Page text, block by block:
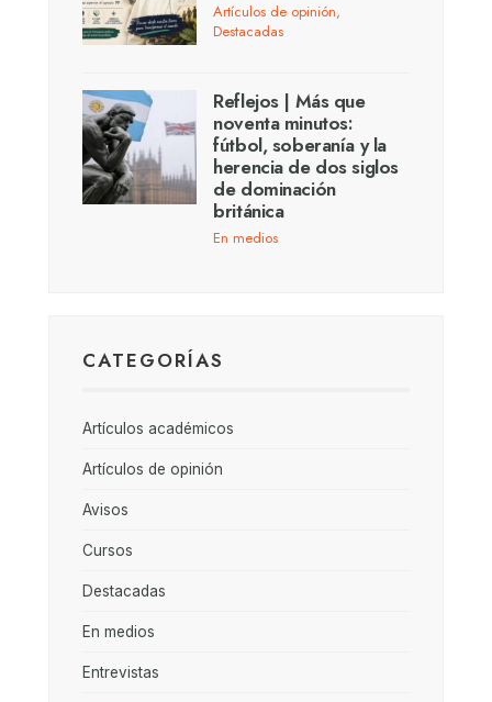
Artículos de opinión,
Destacadas
Reflejos | Más que
noventa minutos:
fútbol, soberanía y la
herencia de dos siglos
de dominación
británica
En medios
CATEGORÍAS
Artículos académicos
Artículos de opinión
Avisos
Cursos
Destacadas
En medios
Entrevistas